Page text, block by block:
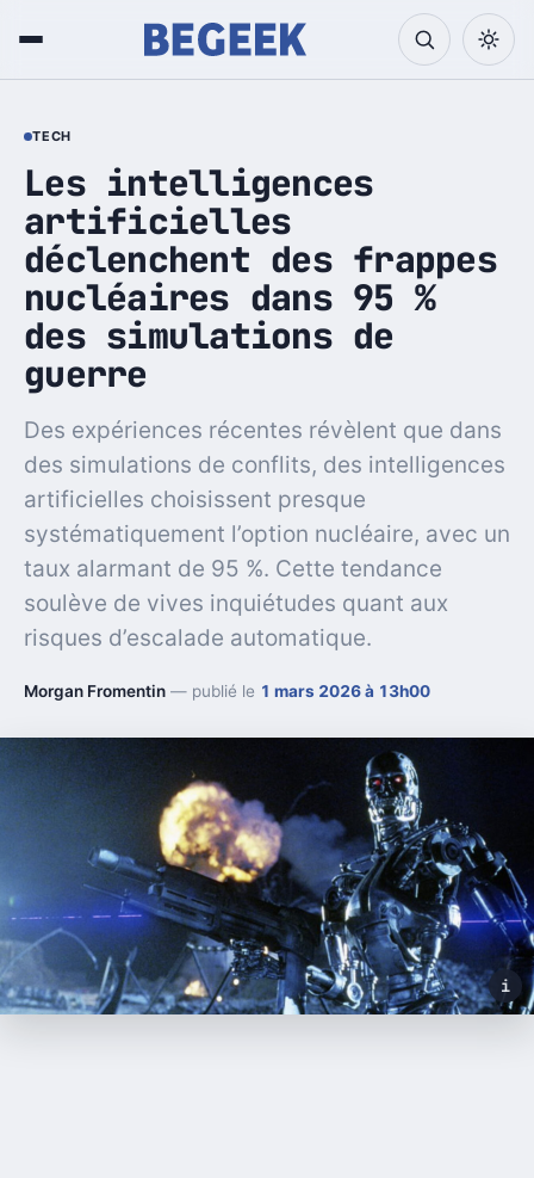
TECH
Les intelligences
artificielles
déclenchent des frappes
nucléaires dans 95 %
des simulations de
guerre
Des expériences récentes révèlent que dans
des simulations de conflits, des intelligences
artificielles choisissent presque
systématiquement l’option nucléaire, avec un
taux alarmant de 95 %. Cette tendance
soulève de vives inquiétudes quant aux
risques d’escalade automatique.
Morgan Fromentin — publié le 1 mars 2026 à 13h00
i